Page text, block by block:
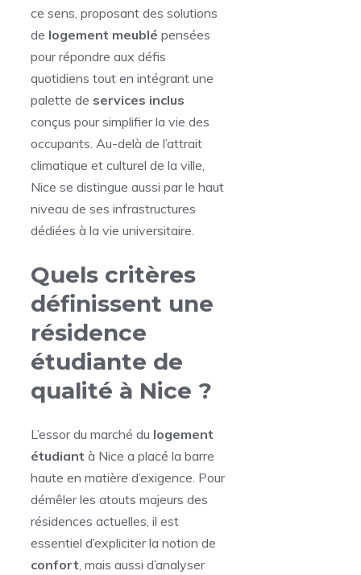
ce sens, proposant des solutions
de logement meublé pensées
pour répondre aux défis
quotidiens tout en intégrant une
palette de services inclus
conçus pour simplifier la vie des
occupants. Au-delà de l’attrait
climatique et culturel de la ville,
Nice se distingue aussi par le haut
niveau de ses infrastructures
dédiées à la vie universitaire.
Quels critères
définissent une
résidence
étudiante de
qualité à Nice ?
L’essor du marché du logement
étudiant à Nice a placé la barre
haute en matière d’exigence. Pour
démêler les atouts majeurs des
résidences actuelles, il est
essentiel d’expliciter la notion de
confort, mais aussi d’analyser